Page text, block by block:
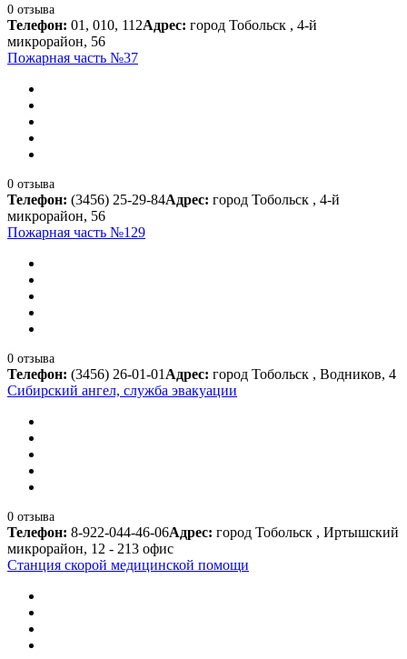
0 отзыва
Телефон: 01, 010, 112Адрес: город Тобольск , 4-й
микрорайон, 56
Пожарная часть №37
0 отзыва
Телефон: (3456) 25-29-84Адрес: город Тобольск , 4-й
микрорайон, 56
Пожарная часть №129
0 отзыва
Телефон: (3456) 26-01-01 Адрес: город Тобольск , Водников, 4
Сибирский ангел, служба эвакуации
0 отзыва
Телефон: 8-922-044-46-06Адрес: город Тобольск , Иртышский
микрорайон, 12 - 213 офис
Станция скорой медицинской помощи